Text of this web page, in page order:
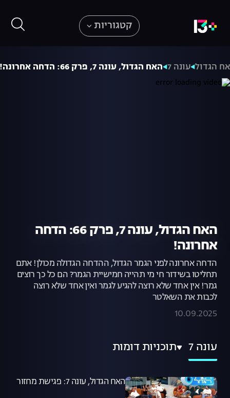
קטגוריות
הגדול עונה 7 האח הגדול, עונה 7, פרק 66: הדחה אחרונה!
האח הגדול, עונה 7, פרק 66: הדחה
אחרונה!
הדחה אחרונה לפני הגמר הגדול, ההדחה הגדולה מכולן! אתם
תחליטו בשידור חי מי תהייה חמישיית הגמר? הם כל כך רוצים
גמר! אין אחד שלא רוצה להגיע לגמר ואין אחד שלא רוצה
לכבות את השאלטר
10.09.2025
עונה 7 תוכניות דומות
האח הגדול, עונה 7: פגישת מחזור